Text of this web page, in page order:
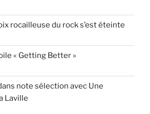
rocailleuse du rock s’est éteinte
« Getting Better »
note sélection avec Une
Laville